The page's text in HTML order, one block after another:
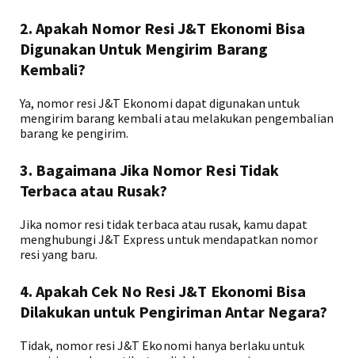
2. Apakah Nomor Resi J&T Ekonomi Bisa
Digunakan Untuk Mengirim Barang
Kembali?
Ya, nomor resi J&T Ekonomi dapat digunakan untuk
mengirim barang kembali atau melakukan pengembalian
barang ke pengirim.
3. Bagaimana Jika Nomor Resi Tidak
Terbaca atau Rusak?
Jika nomor resi tidak terbaca atau rusak, kamu dapat
menghubungi J&T Express untuk mendapatkan nomor
resi yang baru.
4. Apakah Cek No Resi J&T Ekonomi Bisa
Dilakukan untuk Pengiriman Antar Negara?
Tidak, nomor resi J&T Ekonomi hanya berlaku untuk